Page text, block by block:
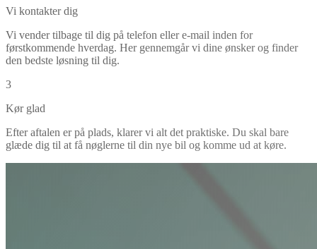
Vi kontakter dig
Vi vender tilbage til dig på telefon eller e-mail inden for
førstkommende hverdag. Her gennemgår vi dine ønsker og finder
den bedste løsning til dig.
3
Kør glad
Efter aftalen er på plads, klarer vi alt det praktiske. Du skal bare
glæde dig til at få nøglerne til din nye bil og komme ud at køre.